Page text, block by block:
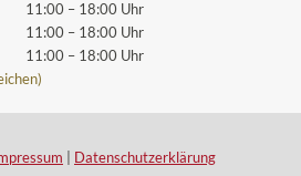
11:00 – 18:00 Uhr
11:00 – 18:00 Uhr
11:00 – 18:00 Uhr
Datenschutzerklärung